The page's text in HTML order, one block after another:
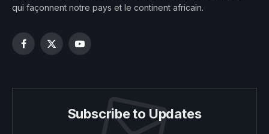
qui façonnent notre pays et le continent africain.
Facebook
X
YouTube
Subscribe to Updates